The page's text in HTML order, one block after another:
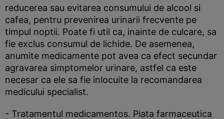
reducerea sau evitarea consumului de alcool si
cafea, pentru prevenirea urinarii frecvente pe
timpul noptii. Poate fi util ca, inainte de culcare, sa
fie exclus consumul de lichide. De asemenea,
anumite medicamente pot avea ca efect secundar
agravarea simptomelor urinare, astfel ca este
necesar ca ele sa fie inlocuite la recomandarea
medicului specialist.
- Tratamentul medicamentos. Piata farmaceutica